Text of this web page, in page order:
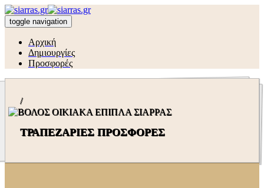
toggle navigation
Αρχική
Δημιουργίες
Προσφορές
/
ΤΡΑΠΕΖΑΡΙΕΣ ΠΡΟΣΦΟΡΕΣ